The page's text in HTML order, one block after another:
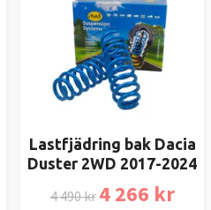
Lastfjädring bak Dacia
Duster 2WD 2017-2024
4 490 kr 4 266 kr